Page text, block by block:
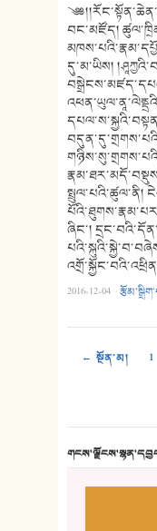
བང་མཛོད།
དུ་མ་ཡིས།
སྤྲུལ་པའི་ཚུལ་ནི།
ཞིང་།
2016-12-04 ·
← སྔོན་མ། 1